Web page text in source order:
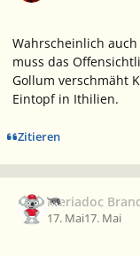
Wahrscheinlich
muss das
Gollum verschmäht
Eintopf in Ithilien.
Zitieren
Meriadoc
17. Mai17. Mai